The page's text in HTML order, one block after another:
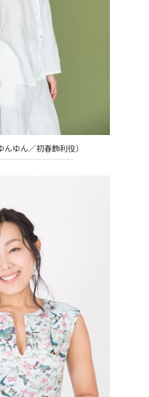
ゆん／初春飾利役）